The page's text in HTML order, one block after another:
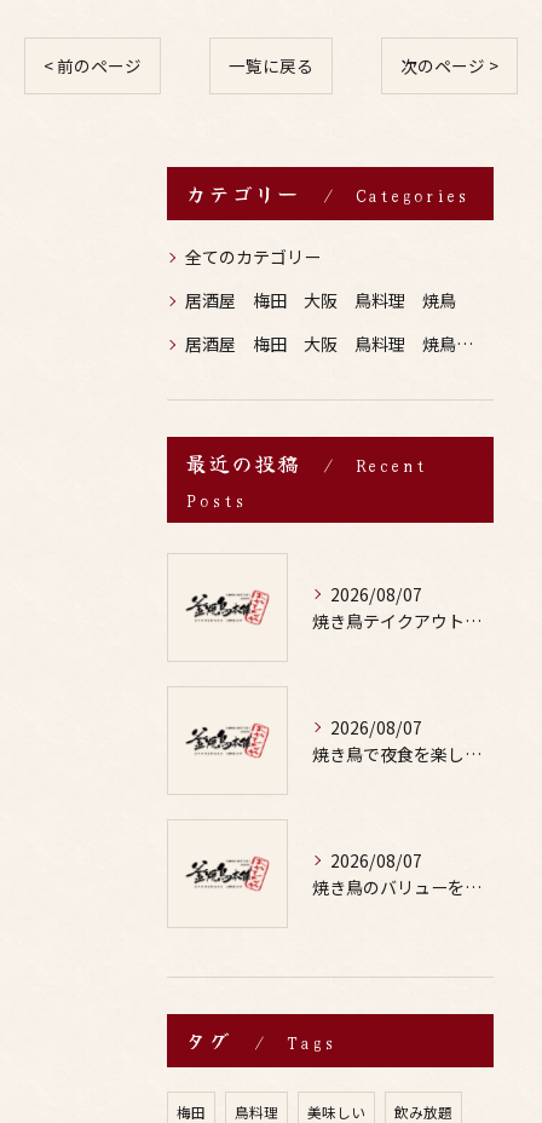
< 前のページ 一覧に戻る 次のページ >
カテゴリー Categories
全てのカテゴリー
居酒屋 梅田 大阪 鳥料理 焼鳥
居酒屋 梅田 大阪 鳥料理 焼鳥 お酒
最近の投稿
Recent
Posts
2026/08/07
焼き鳥テイクアウトで居酒屋気分を自宅で満喫するための賢い注文術と本数の目安
2026/08/07
焼き鳥で夜食を楽しむ適量や部位の選び方と罪悪感なしの満足テクを徹底解説
2026/08/07
焼き鳥のバリューを徹底比較した居酒屋やお酒と楽しむ鳥料理選び方ガイド
タグ Tags
梅田 鳥料理 美味しい 飲み放題